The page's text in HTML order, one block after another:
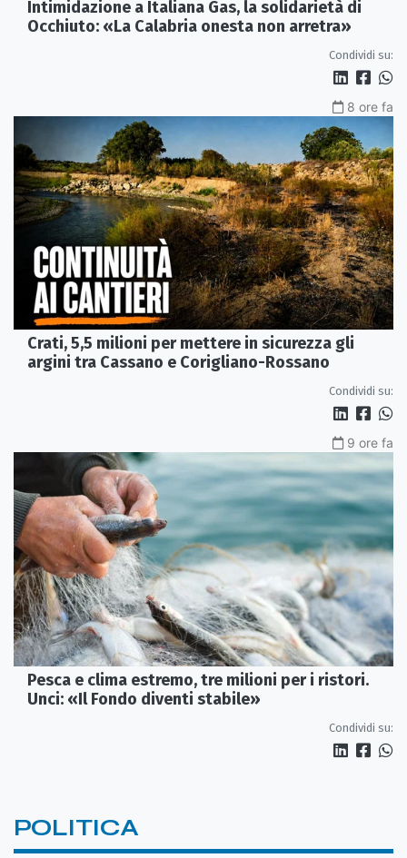
Intimidazione a Italiana Gas, la solidarietà di
Occhiuto: «La Calabria onesta non arretra»
Condividi su:
8 ore fa
Crati, 5,5 milioni per mettere in sicurezza gli
argini tra Cassano e Corigliano-Rossano
Condividi su:
9 ore fa
Pesca e clima estremo, tre milioni per i ristori.
Unci: «Il Fondo diventi stabile»
Condividi su:
POLITICA